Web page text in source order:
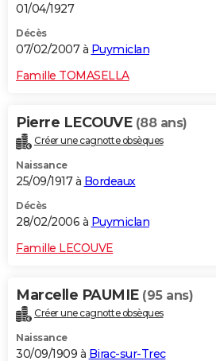
01/04/1927
Décès
07/02/2007 à Puymiclan
Famille TOMASELLA
Pierre LECOUVE (88 ans)
Créer une cagnotte obsèques
Naissance
25/09/1917 à Bordeaux
Décès
28/02/2006 à Puymiclan
Famille LECOUVE
Marcelle PAUMIE (95 ans)
Créer une cagnotte obsèques
Naissance
30/09/1909 à Birac-sur-Trec